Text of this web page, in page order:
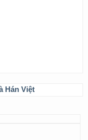
Hán Việt